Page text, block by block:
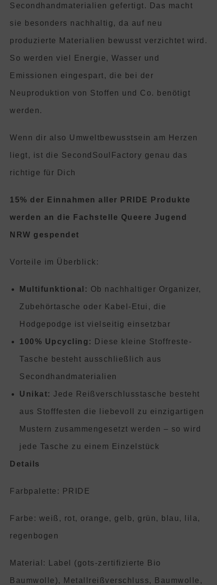
Secondhandmaterialien gefertigt. Das macht
sie besonders nachhaltig, da auf neu
produzierte Materialien bewusst verzichtet wird.
So werden viel Energie, Wasser und
Emissionen eingespart, die bei der
Neuproduktion von Stoffen und Co. benötigt
werden.
Wenn dir also Umweltbewusstsein am Herzen
liegt, ist die SecondSoulFactory genau das
richtige für Dich
15% der Einnahmen aller PRIDE Produkte
werden an die Fachstelle Queere Jugend
NRW gespendet
Vorteile im Überblick:
Multifunktional: Ob nachhaltiger Organizer,
Zubehörtasche oder Kabel-Etui, die
Hodgepodge ist vielseitig einsetzbar
100% Upcycling: Diese kleine Stoffreste-
Tasche besteht ausschließlich aus
Secondhandmaterialien
Unikat: Jede Reißverschlusstasche besteht
aus Stofffesten die liebevoll zu einzigartigen
Mustern zusammengesetzt werden – so wird
jede Tasche zu einem Einzelstück
Details
Farbpalette: PRIDE
Farbe: weiß, rot, orange, gelb, grün, blau, lila,
regenbogen
Material: Label (gots-zertifizierte Bio
Baumwolle), Metallreißverschluss, Baumwolle,